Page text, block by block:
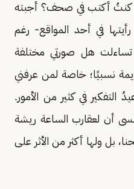
كنتُ أكتب في صحف؟ أجبته
في أحد المواقع- رغم
هل صورتي مختلفة
نسبيًا؛ خاصة لمن عرفني
التفكير في كثير من الأمور.
أن لعقارب الساعة ريشة
بل ولها أكثر من الأثر على